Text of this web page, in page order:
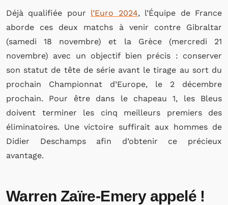
Déjà qualifiée pour l’Euro 2024, l’Équipe de France
aborde ces deux matchs à venir contre Gibraltar
(samedi 18 novembre) et la Grèce (mercredi 21
novembre) avec un objectif bien précis : conserver
son statut de tête de série avant le tirage au sort du
prochain Championnat d’Europe, le 2 décembre
prochain. Pour être dans le chapeau 1, les Bleus
doivent terminer les cinq meilleurs premiers des
éliminatoires. Une victoire suffirait aux hommes de
Didier Deschamps afin d’obtenir ce précieux
avantage.
Warren Zaïre-Emery appelé !